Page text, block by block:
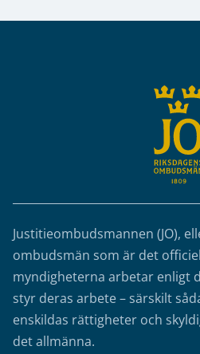
Justitieombudsmannen (JO),
ombudsmän som är det
myndigheterna arbetar enligt
styr deras arbete – särskilt
enskildas rättigheter och
det allmänna.